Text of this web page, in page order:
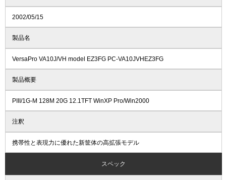
2002/05/15
製品名
VersaPro VA10J/VH model EZ3FG PC-VA10JVHEZ3FG
製品概要
PIII/1G-M 128M 20G 12.1TFT WinXP Pro/Win2000
注釈
携帯性と表現力に優れた新筐体の高拡張モデル
スペック